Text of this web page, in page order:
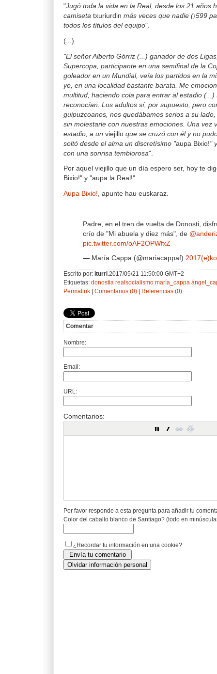
"Jugó toda la vida en la Real, desde los 21 años
camiseta txuriurdin más veces que nadie (¡599
todos los títulos del equipo".
(...)
"El señor Alberto Górriz (...) ganador de dos
Supercopa, participante en una semifinal de la
goleador en un Mundial, veía los partidos en la
yo, en una localidad bastante barata. Me
multitud, haciendo cola para entrar al estadio (...)
reconocían. Los adultos sí, por supuesto, pero
guipuzcoanos, nos quedábamos serios a su
sin molestarle con nuestras emociones. Una vez
estadio, a un viejillo que se cruzó con él y no
soltó desde el alma un discretísimo "aupa Bixio!"
con una sonrisa temblorosa".
Por aquel viejillo que un día espero ser, hoy te
Bixio!" y "aupa la Real!".
Aupa Bixio!, apunte hau euskaraz.
Padre, en el tren de vuelta de Donosti,
crío de "Mi abuela y diez más", de
pic.twitter.com/oAF2OPWfxZ
— María Cappa (@mariacappaf)
Escrito por: iturri .2017/05/21 11:50:00 GMT+2
Etiquetas: donostia realsocialismo maría_cappa
Permalink
Comentarios (0) Referencias (0)
Comentar
Nombre:
Email:
URL:
Comentarios:
Por favor responde a esta pregunta para añadir tu
Color del caballo blanco de Santiago? (todo en
¿Recordar tu información en una cookie?